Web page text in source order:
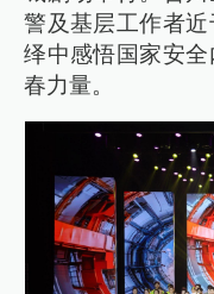
警及基层工作者
绎中感悟国家安
春力量。